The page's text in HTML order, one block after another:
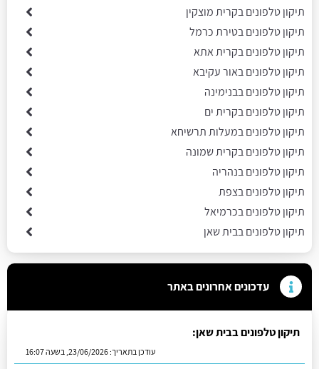
תיקון טלפונים בקרית מוצקין
תיקון טלפונים בטירת כרמל
תיקון טלפונים בקרית אתא
תיקון טלפונים באור עקיבא
תיקון טלפונים בבנימינה
תיקון טלפונים בקרית ים
תיקון טלפונים במעלות תרשיחא
תיקון טלפונים בקרית שמונה
תיקון טלפונים בנהריה
תיקון טלפונים בצפת
תיקון טלפונים בכרמיאל
תיקון טלפונים בבית שאן
עדכונים אחרונים באתר
תיקון טלפונים בבית שאן:
עודכן בתאריך: 23/06/2026, בשעה 16:07